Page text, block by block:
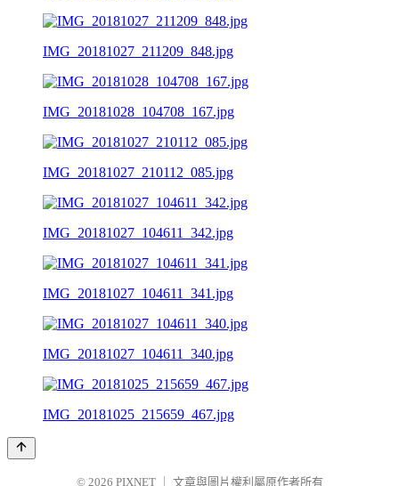
IMG_20181027_211209_848.jpg
IMG_20181028_104708_167.jpg
IMG_20181027_210112_085.jpg
IMG_20181027_104611_342.jpg
IMG_20181027_104611_341.jpg
IMG_20181027_104611_340.jpg
IMG_20181025_215659_467.jpg
© 2026 PIXNET 文章與圖片權利屬原作者所有